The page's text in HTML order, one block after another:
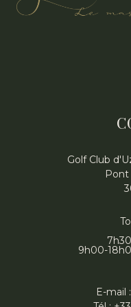
Golf Club
Pont
9h00-
E-mail